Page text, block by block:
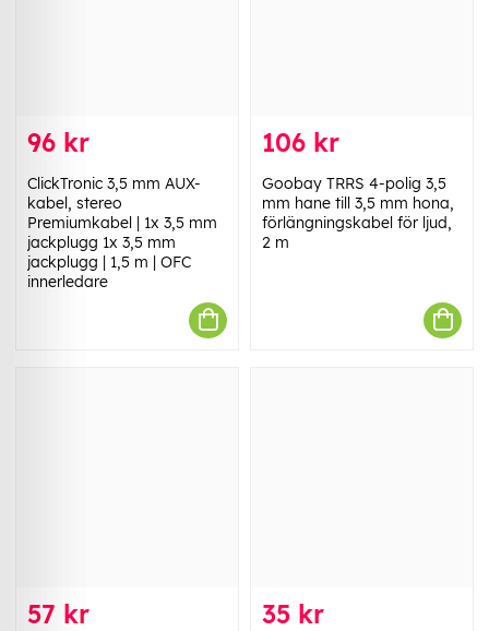
96 kr
ClickTronic 3,5 mm AUX-
kabel, stereo
Premiumkabel | 1x 3,5 mm
jackplugg 1x 3,5 mm
jackplugg | 1,5 m | OFC
innerledare
106 kr
Goobay TRRS 4-polig 3,5
mm hane till 3,5 mm hona,
förlängningskabel för ljud,
2 m
57 kr 35 kr